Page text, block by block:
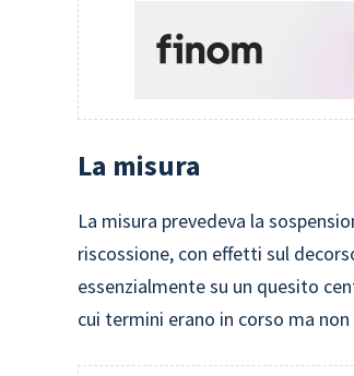
La misura
La misura prevedeva la
riscossione, con effetti sul
essenzialmente su un quesito
cui termini erano in corso ma